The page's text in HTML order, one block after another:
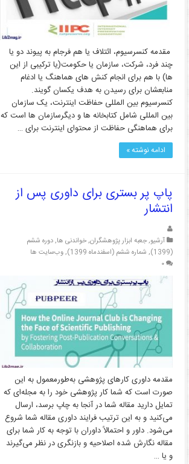
مقدمه کنسرسیوم، ائتلاف یا هم فرجام به پیوند دو یا
چند فرد، شرکت، سازمان یا حکومت(یا ترکیبی از این
ها) با هم برای انجام کنش های هماهنگ یا ادغام
منابعشان برای رسیدن به هدف یکسان گویند.
کنسرسیوم بین المللی حفاظت اینترنت، یک سازمان
بین المللی شامل کتابخانه­ ها و دیگرسازمان ها است که
برای هماهنگی حفاظت از محتوای اینترنت برای …
ادامه نوشته »
پاپ پر بستری برای داوری پس از
انتشار
آرشیو,جعبه ابزار پژوهشگران,خواندنی ها,دوره ششم
(1399)
, شماره ششم (اسفندماه 1399) ,وب‌سایت ها
۰
مقدمه داوری کارهای پژوهشی به‌طورمعمول به این
صورت است که شما کار پژوهشی خود را به مجله‌ای که
تمایل دارید مقاله‌ شما در آنجا به چاپ برسد، ارسال
می‌کنید و به این ترتیب فرایند داوری مقاله شما شروع
می‌شود. داور و احتمالاً داوران با توجه به کار شما برای
مقاله نگارش شده اصلاحیه و بازنگری در نظر می‌گیرند
و یا …